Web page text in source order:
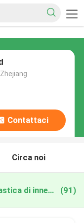
Contattaci
Circa noi
Porcellana Spruzzatore di plastica di innesco (91)